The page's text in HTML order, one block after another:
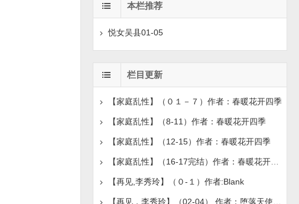
本栏推荐
悦女吴县01-05
栏目更新
【家庭乱性】（０１－７）作者：春暖花开四季
【家庭乱性】（8-11）作者：春暖花开四季
【家庭乱性】（12-15）作者：春暖花开四季
【家庭乱性】（16-17完结）作者：春暖花开四季
【再见,李秀玲】（０-１）作者:Blank